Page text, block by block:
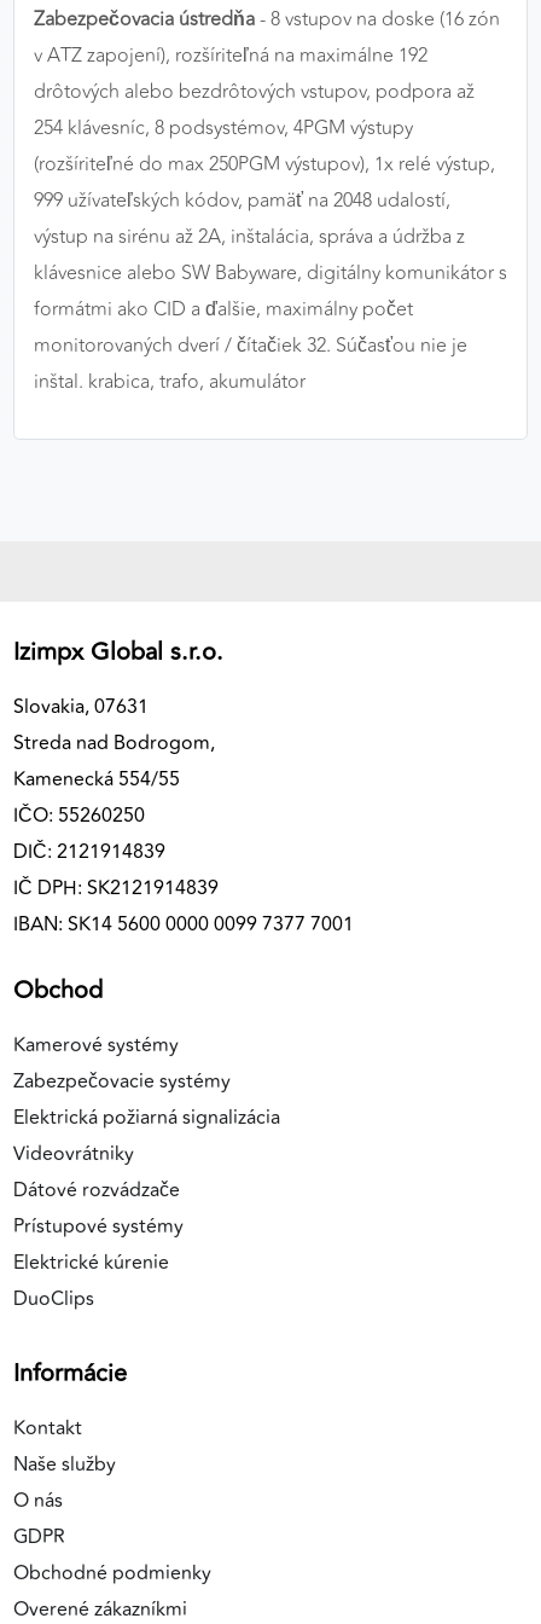
Zabezpečovacia ústredňa- 8 vstupov na doske (16 zón
v ATZ zapojení), rozšíriteľná na maximálne 192
drôtových alebo bezdrôtových vstupov, podpora až
254 klávesníc, 8 podsystémov, 4PGM výstupy
(rozšíriteľné do max 250PGM výstupov), 1x relé výstup,
999 užívateľských kódov, pamäť na 2048 udalostí,
výstup na sirénu až 2A, inštalácia, správa a údržba z
klávesnice alebo SW Babyware, digitálny komunikátor s
formátmi ako CID a ďalšie, maximálny počet
monitorovaných dverí / čítačiek 32. Súčasťou nie je
inštal. krabica, trafo, akumulátor
Izimpx Global s.r.o.
Slovakia, 07631
Streda nad Bodrogom,
Kamenecká 554/55
IČO: 55260250
DIČ: 2121914839
IČ DPH: SK2121914839
IBAN: SK14 5600 0000 0099 7377 7001
Obchod
Kamerové systémy
Zabezpečovacie systémy
Elektrická požiarná signalizácia
Videovrátniky
Dátové rozvádzače
Prístupové systémy
Elektrické kúrenie
DuoClips
Informácie
Kontakt
Naše služby
O nás
GDPR
Obchodné podmienky
Overené zákazníkmi
výkon a funkčnosť našich stránok.
Google Analytics
Poskytovateľ: Google
MARKETINGOVÉ COOKIES
Marketingové cookies sa používajú na sledovanie
správania používateľov naprieč webovými
stránkami. Umožňujú nám a našim partnerom
zobrazovať cielenú a relevantnú reklamu, a to na
našom webe aj v reklamných sieťach tretích strán.
Google Ads